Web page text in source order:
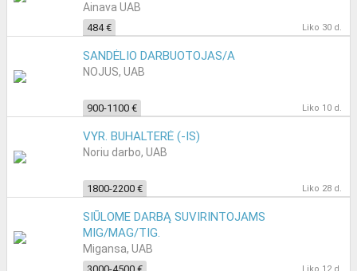
Ainava UAB
484 € Liko 30 d.
SANDĖLIO DARBUOTOJAS/A
NOJUS, UAB
900-1100 € Liko 10 d.
VYR. BUHALTERĖ (-IS)
Noriu darbo, UAB
1800-2200 € Liko 28 d.
SIŪLOME DARBĄ SUVIRINTOJAMS
MIG/MAG/TIG.
Migansa, UAB